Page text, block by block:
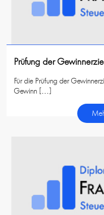
Prüfung der
Für die Prüfung der
Gewinn […]